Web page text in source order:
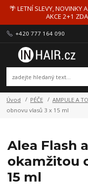
🌴 LETNÍ SLEVY, NOVINKY
AKCE 2+1
+420 777 164 090
Úvod PÉČE AMPULE A
obnovu vlasů 3 x 15 ml
Alea Flash
okamžitou
15 ml